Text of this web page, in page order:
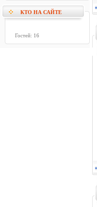
КТО НА САЙТЕ
Гостей: 16